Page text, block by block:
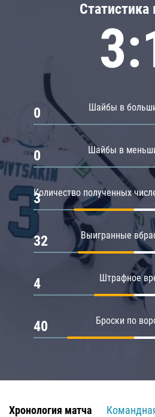
Статистика
Шайбы в
0
Шайбы в
0
Количество полученных
3
Выигранные
32
Штрафное
4
Броски по
40
Хронология матча